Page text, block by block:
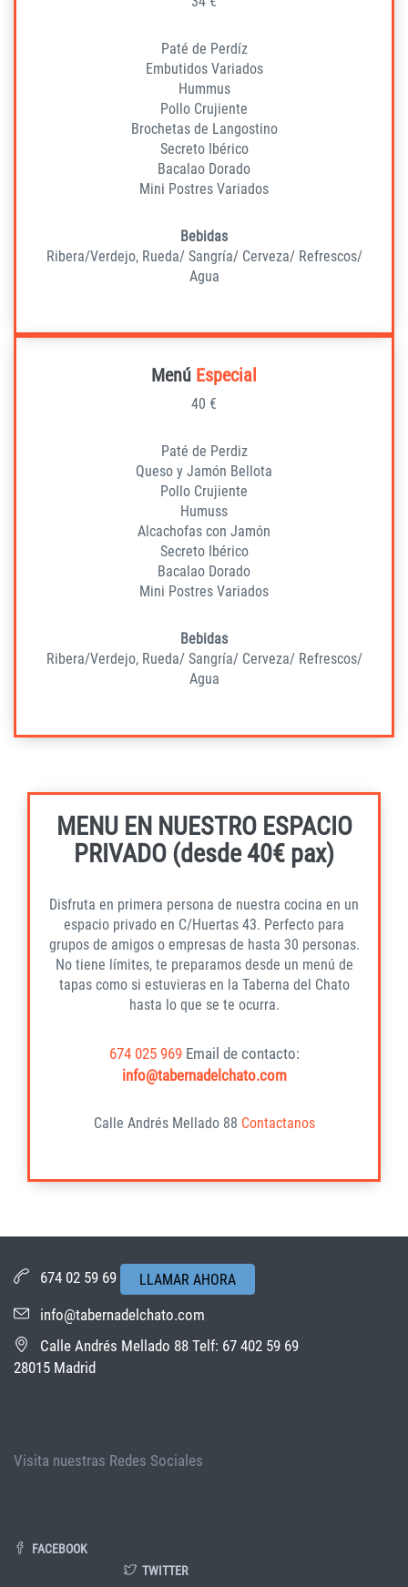
Paté de Perdíz
Embutidos Variados
Hummus
Pollo Crujiente
Brochetas de Langostino
Secreto Ibérico
Bacalao Dorado
Mini Postres Variados
Bebidas
Ribera/Verdejo, Rueda/ Sangría/ Cerveza/ Refrescos/
Agua
Menú Especial
40 €
Paté de Perdiz
Queso y Jamón Bellota
Pollo Crujiente
Humuss
Alcachofas con Jamón
Secreto Ibérico
Bacalao Dorado
Mini Postres Variados
Bebidas
Ribera/Verdejo, Rueda/ Sangría/ Cerveza/ Refrescos/
Agua
MENU EN NUESTRO ESPACIO
PRIVADO (desde 40€ pax)
Disfruta en primera persona de nuestra cocina en un
espacio privado en C/Huertas 43. Perfecto para
grupos de amigos o empresas de hasta 30 personas.
No tiene límites, te preparamos desde un menú de
tapas como si estuvieras en la Taberna del Chato
hasta lo que se te ocurra.
674 025 969Email de contacto:
info@tabernadelchato.com
Calle Andrés Mellado 88 Contactanos
674 02 59 69 LLAMAR AHORA
info@tabernadelchato.com
Calle Andrés Mellado 88 Telf: 67 402 59 69
28015 Madrid
Visita nuestras Redes Sociales
FACEBOOK
TWITTER